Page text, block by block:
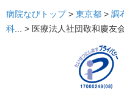
病院なびトップ > 東京都 > 調
科... > 医療法人社団敬和慶友